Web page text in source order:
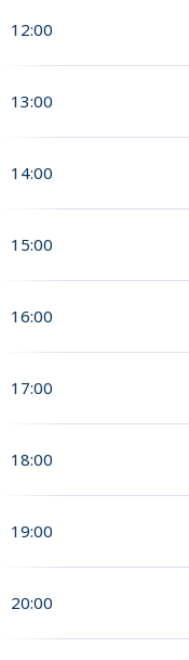
12:00
13:00
14:00
15:00
16:00
17:00
18:00
19:00
20:00